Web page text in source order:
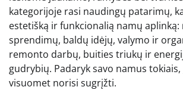
kategorijoje rasi naudingų patarimų,
estetišką ir funkcionalią namų
sprendimų, baldų idėjų, valymo ir
remonto darbų, buities triukų ir
gudrybių. Padaryk savo namus
visuomet norisi sugrįžti.